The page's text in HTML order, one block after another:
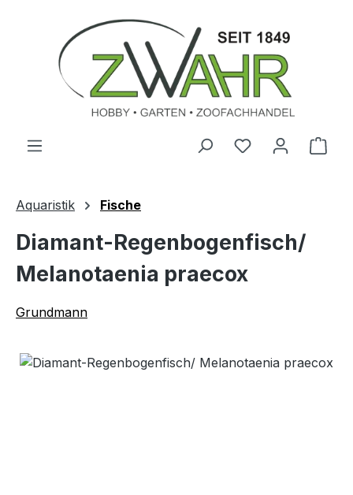
Zum Hauptinhalt springen
Aquaristik Fische
Diamant-Regenbogenfisch/
Melanotaenia praecox
Grundmann
Bildergalerie überspringen